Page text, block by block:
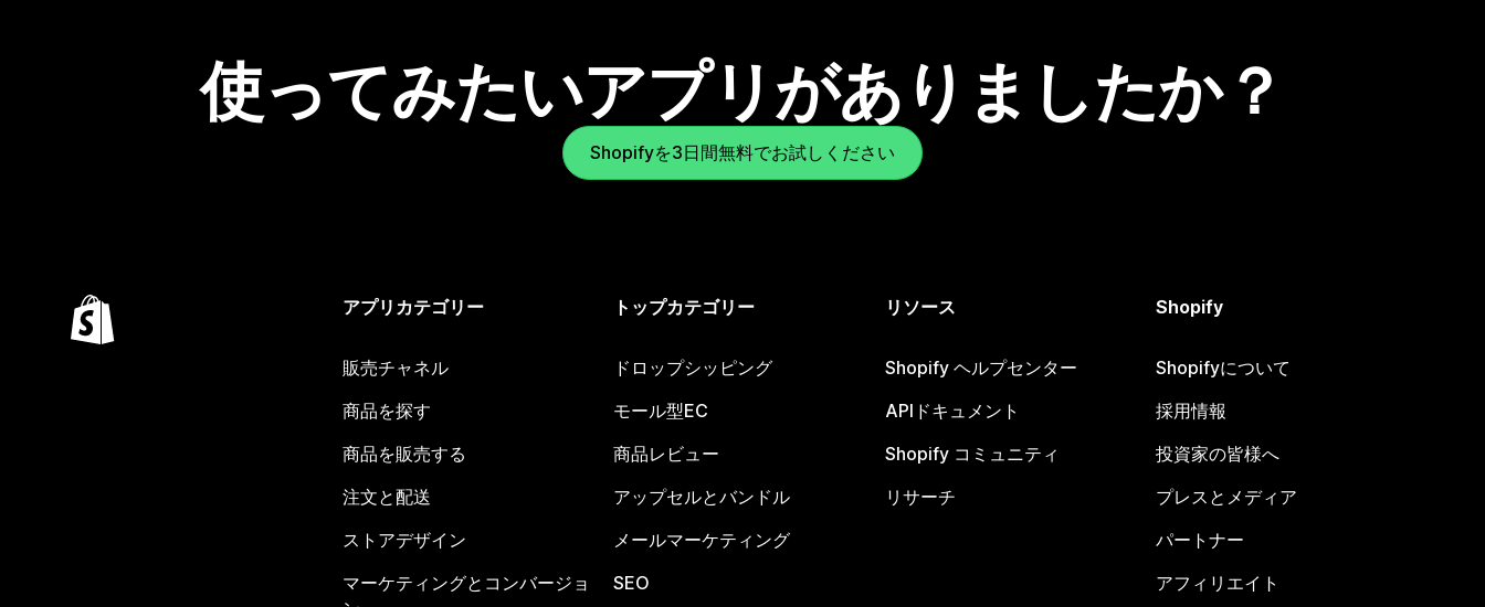
使ってみたいアプリがありましたか？
Shopifyを3日間無料でお試しください
アプリカテゴリー
販売チャネル
商品を探す
商品を販売する
注文と配送
ストアデザイン
マーケティングとコンバージョ
トップカテゴリー
ドロップシッピング
モール型EC
商品レビュー
アップセルとバンドル
メールマーケティング
SEO
リソース
Shopify ヘルプセンター
APIドキュメント
Shopify コミュニティ
リサーチ
Shopify
Shopifyについて
採用情報
投資家の皆様へ
プレスとメディア
パートナー
アフィリエイト